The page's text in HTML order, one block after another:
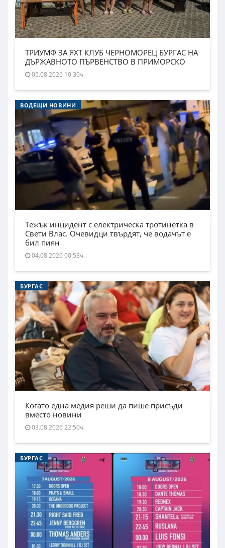
ТРИУМФ ЗА ЯХТ КЛУБ ЧЕРНОМОРЕЦ БУРГАС НА
ДЪРЖАВНОТО ПЪРВЕНСТВО В ПРИМОРСКО
05.08.2026 10:30ч.
ВОДЕЩИ НОВИНИ
Тежък инцидент с електрическа тротинетка в
Свети Влас. Очевидци твърдят, че водачът е
бил пиян
04.08.2026 00:53ч.
БУРГАС
Когато една медия реши да пише присъди
вместо новини
03.08.2026 22:50ч.
БУРГАС